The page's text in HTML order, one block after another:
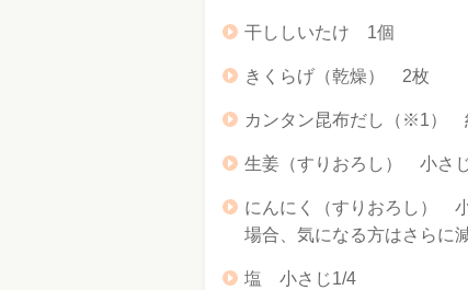
干ししいたけ 1個
きくらげ（乾燥） 2枚
カンタン昆布だし（※1）
生姜（すりおろし） 小さ
にんにく（すりおろし）
場合、気になる方はさらに
塩 小さじ1/4